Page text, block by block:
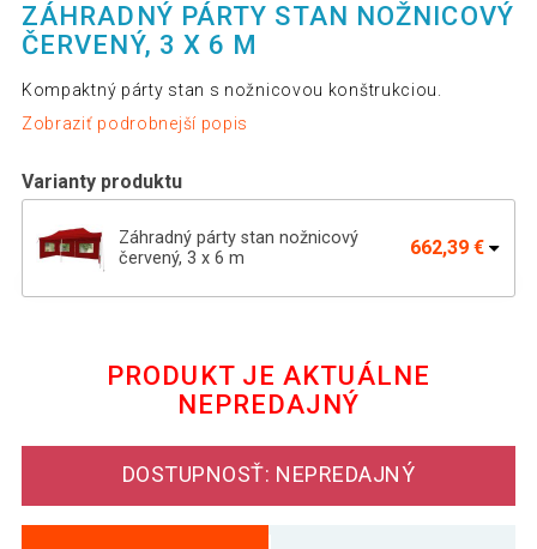
ZÁHRADNÝ PÁRTY STAN NOŽNICOVÝ
ČERVENÝ, 3 X 6 M
Kompaktný párty stan s nožnicovou konštrukciou.
Zobraziť podrobnejší popis
Varianty produktu
Záhradný párty stan nožnicový
červený, 3 x 6 m
662,39 €
Záhradný párty stan 3 x 6 PROFI -
Záhradný párty stan 3 x 6 PROFI -
nožnicový - zelený
PRODUKT JE AKTUÁLNE
NEPREDAJNÝ
DOSTUPNOSŤ: NEPREDAJNÝ